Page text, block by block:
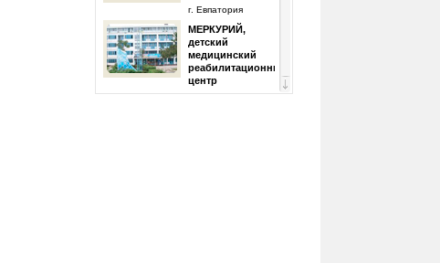
г. Евпатория
МЕРКУРИЙ,
детский
медицинский
реабилитационный
центр
г. Евпатория